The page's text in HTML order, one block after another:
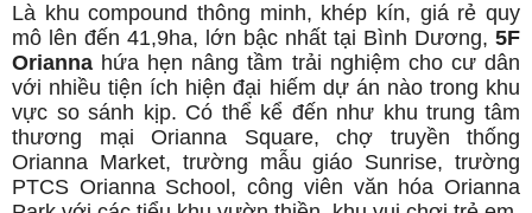
Là khu compound thông minh, khép kín, giá rẻ quy
mô lên đến 41,9ha, lớn bậc nhất tại Bình Dương, 5F
Orianna hứa hẹn nâng tầm trải nghiệm cho cư dân
với nhiều tiện ích hiện đại hiếm dự án nào trong khu
vực so sánh kịp. Có thể kể đến như khu trung tâm
thương mại Orianna Square, chợ truyền thống
Orianna Market, trường mẫu giáo Sunrise, trường
PTCS Orianna School, công viên văn hóa Orianna